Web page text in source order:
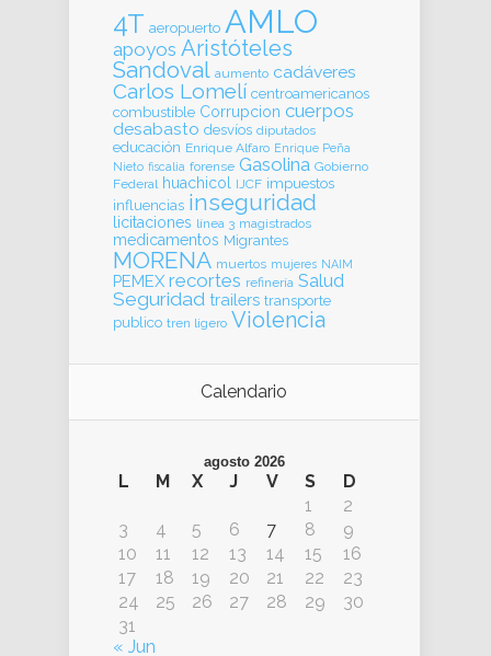
4T aeropuerto AMLO
apoyos Aristóteles
Sandoval aumento cadáveres
Carlos Lomelí centroamericanos
combustible Corrupcion cuerpos
desabasto desvíos diputados
educación Enrique Alfaro Enrique Peña
Nieto fiscalia forense Gasolina Gobierno
Federal huachicol IJCF impuestos
influencias inseguridad
licitaciones línea 3 magistrados
medicamentos Migrantes
MORENA muertos mujeres NAIM
PEMEX recortes refinería Salud
Seguridad trailers transporte
publico tren ligero Violencia
Calendario
agosto 2026
L M X J V S
D
1
2
3
4 5 6 7 8
9
10
11 12 13 14 15
16
17
18 19 20 21 22
23
24
25 26 27 28 29
30
31
« Jun